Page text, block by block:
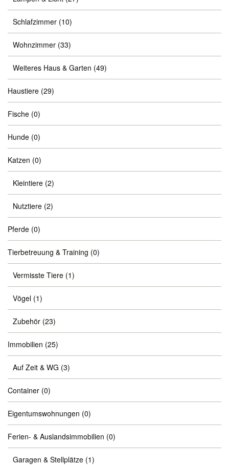
Schlafzimmer (10)
Wohnzimmer (33)
Weiteres Haus & Garten (49)
Haustiere (29)
Fische (0)
Hunde (0)
Katzen (0)
Kleintiere (2)
Nutztiere (2)
Pferde (0)
Tierbetreuung & Training (0)
Vermisste Tiere (1)
Vögel (1)
Zubehör (23)
Immobilien (25)
Auf Zeit & WG (3)
Container (0)
Eigentumswohnungen (0)
Ferien- & Auslandsimmobilien (0)
Garagen & Stellplätze (1)